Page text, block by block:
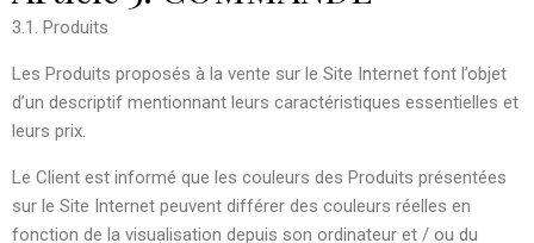
3.1. Produits
Les Produits proposés à la vente sur le Site Internet font l’objet
d’un descriptif mentionnant leurs caractéristiques essentielles et
leurs prix.
Le Client est informé que les couleurs des Produits présentées
sur le Site Internet peuvent différer des couleurs réelles en
fonction de la visualisation depuis son ordinateur et / ou du